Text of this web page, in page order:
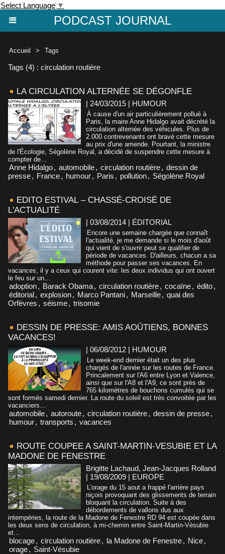
Select Language ▼
PODCAST JOURNAL
Accueil > Tags
Tags (4) : circulation routière
LA CIRCULATION ALTERNÉE SE DÉGONFLE
| 24/03/2015 | HUMOUR
À cause d'un air particulièrement pollué à
Paris, la maire Anne Hidalgo avait décrété la
circulation alternée des véhicules. Plus de
2.000 contrevenants ont bravé cette mesure
au prix d'une amende. Pourtant, la ministre
de l'Écologie, Ségolène Royal, a décidé de suspendre cette mesure à
compter de...
Anne Hidalgo, automobile, circulation routière, dessin de
presse, France, humour, Paris , pollution, Ségolène Royal
EDITO ESTIVAL – CHASSÉ-CROISÉ DE
L'ACTUALITÉ
| 03/08/2014 | ÉDITORIAL
Encore une semaine chargée que connaît
l'actualité, je me demande si le mois d'août
qui vient de s'ouvrir peut se qualifier de
période de vacances. D'ailleurs, chacun a sa
méthode pour passer ses vacances. En
vacances, il y a ceux qui courent vite: les deux individus qui ont ouvert
le feu sur un...
adoption, Barack Obama, circulation routière, cocaïne, édito,
éditorial, explosion, Marco Pantani, Marseille, quai des
Orfèvres , séisme, trisomie
DESSIN DE PRESSE: AMIS AOÛTIENS, BONNES
VACANCES!
| 06/08/2012 | HUMOUR
Le week-end dernier était un des plus
chargés de l'année sur les routes de France.
Princalement sur l'A6 entre Lyon et Valence,
ainsi que sur l'A8 et l'A9, ce sont près de
765 kilomètres de bouchons cumulés qui se
sont formés samedi dernier. La route du soleil est très convoitée par les
vacanciers...
automobile, autoroute, circulation routière, dessin de presse,
humour, transports , vacances
ROUTE COUPEE A SAINT-MARTIN-VESUBIE ET LA
MADONE DE FENESTRE
Brigitte Lachaud, Jean-Jacques Rolland
| 19/08/2009 | EUROPE
L'orage du 15 aout a frappé l'arrière pays
niçois provoquant des glissements de terrain
bloquant la circulation. Suite à des
débordements de vallons dus aux
intempéries, la route de la Madone de Fenestre RD 94 est coupée dans
les deux sens de circulation, à mi-chemin entre Saint-Martin-Vésubie
et...
blocage, circulation routière, la Madone de Fenestre, Nice,
orage, Saint-Vésubie